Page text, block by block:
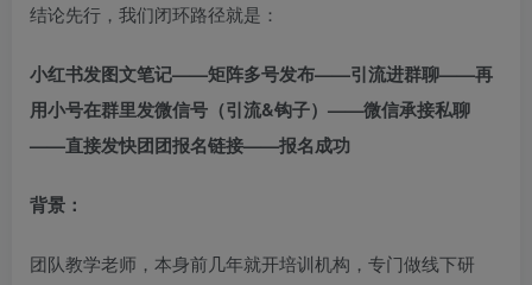
结论先行，我们闭环路径就是：​
小红书发图文笔记——矩阵多号发布——引流进群聊——再
用小号在群里发微信号（引流&钩子）——微信承接私聊
——直接发快团团报名链接——报名成功
背景：​
团队教学老师，本身前几年就开培训机构，专门做线下研